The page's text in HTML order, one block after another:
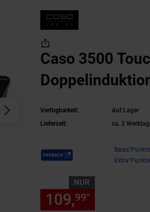
Caso 3500
Verfügbarkeit:
Auf Lager
Lieferzeit:
ca. 2
Payback Punkte
NUR
109,99*